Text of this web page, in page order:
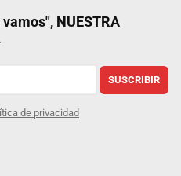
NUESTRA
SUSCRIBIR
de privacidad